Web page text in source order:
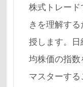
株式トレー
きを理解す
授します。
均株価の指
マスターす